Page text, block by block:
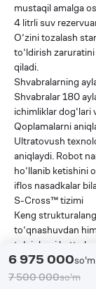
6 975 000so'm
7 500 000so'm
mustaqil amalga
4 litrli suv
O‘zini tozalash
to‘ldirish
qiladi.
Shvabralarning
Shvabralar 180
ichimliklar
Qoplamalarni
Ultratovush
aniqlaydi. Robot
ho‘llanib ketishini
iflos nasadkalar
S-Cross™ tizimi
Keng
to‘qnashuvdan
to‘siqlarni hatto
o‘tish imkonini
LDS navigatsiya